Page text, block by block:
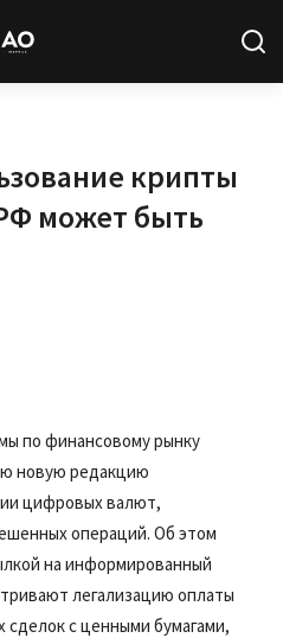
крипты
может быть
по финансовому рынку
новую редакцию
цифровых валют,
операций. Об этом
на информированный
легализацию оплаты
с ценными бумагами,